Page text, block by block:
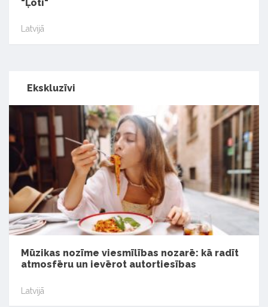
"Ļoti"
Latvijā
Ekskluzīvi
Mūzikas nozīme viesmīlības nozarē: kā radīt
atmosfēru un ievērot autortiesības
Latvijā